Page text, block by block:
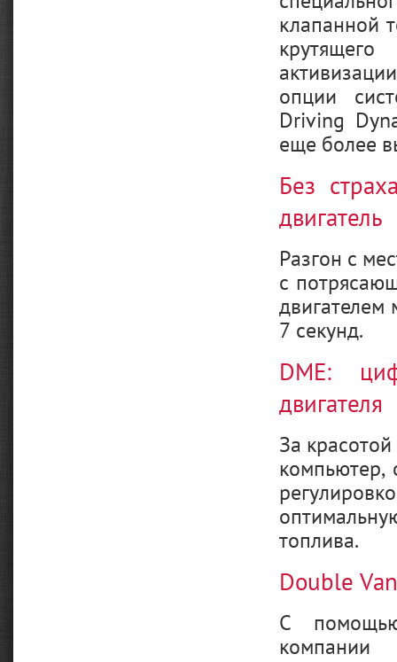
клапанной
опции
Driving
еще более
Без
двигатель
Разгон с
с
7 секунд.
DME:
двигателя
За
компьютер,
топлива.
Double
C